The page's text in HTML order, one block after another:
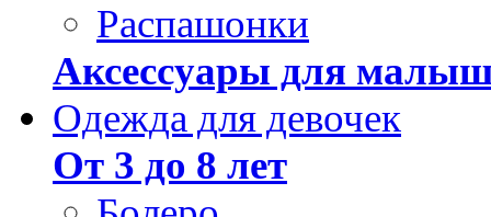
Распашонки
Аксессуары для
Одежда для девочек
От 3 до 8 лет